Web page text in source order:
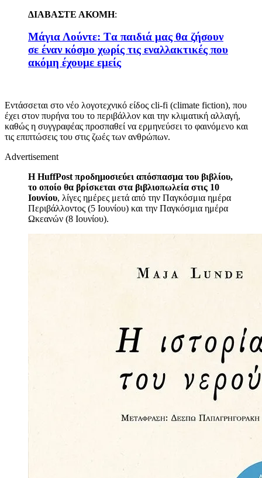
ΔΙΑΒΑΣΤΕ ΑΚΟΜΗ:
Μάγια Λούντε: Tα παιδιά μας θα ζήσουν
σε έναν κόσμο χωρίς τις εναλλακτικές που
ακόμη έχουμε εμείς
Εντάσσεται στο νέο λογοτεχνικό είδος cli-fi (climate fiction), που
έχει στον πυρήνα του το περιβάλλον και την κλιματική αλλαγή,
καθώς η συγγραφέας προσπαθεί να ερμηνεύσει το φαινόμενο και
τις επιπτώσεις του στις ζωές των ανθρώπων.
Advertisement
Η HuffPost προδημοσιεύει απόσπασμα του βιβλίου,
το οποίο θα βρίσκεται στα βιβλιοπωλεία στις 10
Ιουνίου, λίγες ημέρες μετά από την Παγκόσμια ημέρα
Περιβάλλοντος (5 Ιουνίου) και την Παγκόσμια ημέρα
Ωκεανών (8 Ιουνίου).